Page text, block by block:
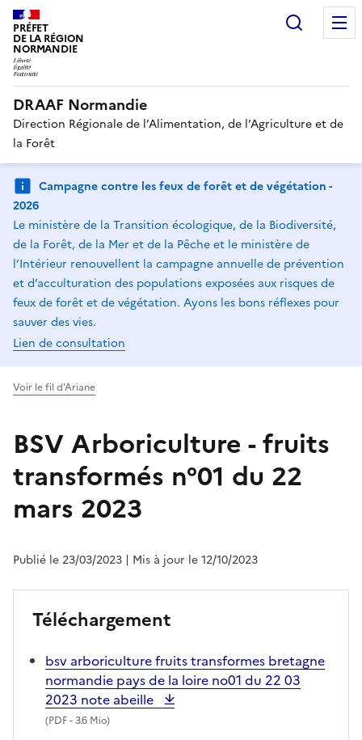
PRÉFET
DE LA RÉGION
NORMANDIE
DRAAF Normandie
Direction Régionale de l’Alimentation, de l’Agriculture et de
la Forêt
Campagne contre les feux de forêt et de végétation -
2026
Le ministère de la Transition écologique, de la Biodiversité,
de la Forêt, de la Mer et de la Pêche et le ministère de
l’Intérieur renouvellent la campagne annuelle de prévention
et d’acculturation des populations exposées aux risques de
feux de forêt et de végétation. Ayons les bons réflexes pour
sauver des vies.
Lien de consultation
Voir le fil d'Ariane
BSV Arboriculture - fruits
transformés n°01 du 22
mars 2023
Publié le 23/03/2023 | Mis à jour le 12/10/2023
Téléchargement
bsv arboriculture fruits transformes bretagne
normandie pays de la loire no01 du 22 03
2023 note abeille
(PDF- 3.6 Mio)